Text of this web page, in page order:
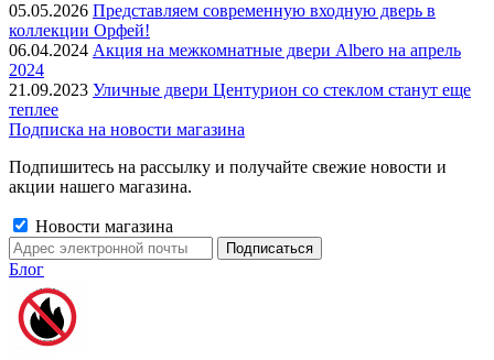
05.05.2026 Представляем современную входную дверь в
коллекции Орфей!
06.04.2024 Акция на межкомнатные двери Albero на апрель
2024
21.09.2023 Уличные двери Центурион со стеклом станут еще
теплее
Подписка на новости магазина
Подпишитесь на рассылку и получайте свежие новости и
акции нашего магазина.
Новости магазина
Блог